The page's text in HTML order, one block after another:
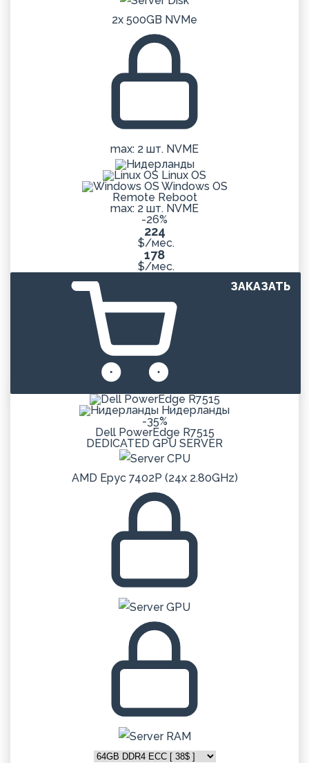
2x 500GB NVMe
max: 2 шт. NVME
Linux OS
Windows OS
Remote Reboot
max: 2 шт. NVME
-26%
224
$/мес.
178
$/мес.
ЗАКАЗАТЬ
Нидерланды
-35%
Dell PowerEdge R7515
DEDICATED GPU SERVER
AMD Epyc 7402P (24x 2.80GHz)